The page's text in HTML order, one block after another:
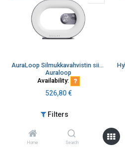
Filters
Home Search
AuraLoop Silmukkavahvistin siirrettävä 5Vdc Li-ion 2xAA akku 4000mAh + mikrofoni & luuri (kopio)
Auraloop
Availability:
526,80€